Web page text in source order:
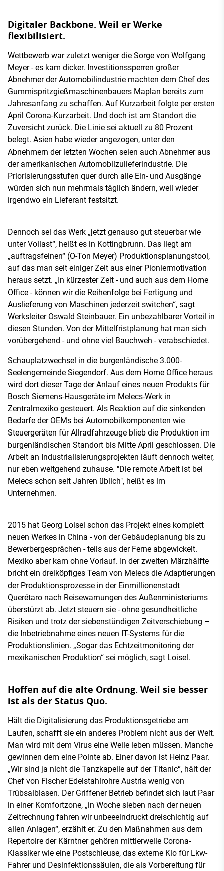
Digitaler Backbone. Weil er Werke
flexibilisiert.
Wettbewerb war zuletzt weniger die Sorge von Wolfgang
Meyer - es kam dicker. Investitionssperren großer
Abnehmer der Automobilindustrie machten dem Chef des
Gummispritzgießmaschinenbauers Maplan bereits zum
Jahresanfang zu schaffen. Auf Kurzarbeit folgte per ersten
April Corona-Kurzarbeit. Und doch ist am Standort die
Zuversicht zurück. Die Linie sei aktuell zu 80 Prozent
belegt. Asien habe wieder angezogen, unter den
Abnehmern der letzten Wochen seien auch Abnehmer aus
der amerikanischen Automobilzulieferindustrie. Die
Priorisierungsstufen quer durch alle Ein- und Ausgänge
würden sich nun mehrmals täglich ändern, weil wieder
irgendwo ein Lieferant festsitzt.
Dennoch sei das Werk „jetzt genauso gut steuerbar wie
unter Vollast“, heißt es in Kottingbrunn. Das liegt am
„auftragsfeinen“ (O-Ton Meyer) Produktionsplanungstool,
auf das man seit einiger Zeit aus einer Pioniermotivation
heraus setzt. „In kürzester Zeit - und auch aus dem Home
Office - können wir die Reihenfolge bei Fertigung und
Auslieferung von Maschinen jederzeit switchen“, sagt
Werksleiter Oswald Steinbauer. Ein unbezahlbarer Vorteil in
diesen Stunden. Von der Mittelfristplanung hat man sich
vorübergehend - und ohne viel Bauchweh - verabschiedet.
Schauplatzwechsel in die burgenländische 3.000-
Seelengemeinde Siegendorf. Aus dem Home Office heraus
wird dort dieser Tage der Anlauf eines neuen Produkts für
Bosch Siemens-Hausgeräte im Melecs-Werk in
Zentralmexiko gesteuert. Als Reaktion auf die sinkenden
Bedarfe der OEMs bei Automobilkomponenten wie
Steuergeräten für Allradfahrzeuge blieb die Produktion im
burgenländischen Standort bis Mitte April geschlossen. Die
Arbeit an Industrialisierungsprojekten läuft dennoch weiter,
nur eben weitgehend zuhause. "Die remote Arbeit ist bei
Melecs schon seit Jahren üblich", heißt es im
Unternehmen.
2015 hat Georg Loisel schon das Projekt eines komplett
neuen Werkes in China - von der Gebäudeplanung bis zu
Bewerbergesprächen - teils aus der Ferne abgewickelt.
Mexiko aber kam ohne Vorlauf. In der zweiten Märzhälfte
bricht ein dreiköpfiges Team von Melecs die Adaptierungen
der Produktionsprozesse in der Einmillionenstadt
Querétaro nach Reisewarnungen des Außenministeriums
überstürzt ab. Jetzt steuern sie - ohne gesundheitliche
Risiken und trotz der siebenstündigen Zeitverschiebung –
die Inbetriebnahme eines neuen IT-Systems für die
Produktionslinien. „Sogar das Echtzeitmonitoring der
mexikanischen Produktion“ sei möglich, sagt Loisel.
Hoffen auf die alte Ordnung. Weil sie besser
ist als der Status Quo.
Hält die Digitalisierung das Produktionsgetriebe am
Laufen, schafft sie ein anderes Problem nicht aus der Welt.
Man wird mit dem Virus eine Weile leben müssen. Manche
gewinnen dem eine Pointe ab. Einer davon ist Heinz Paar.
„Wir sind ja nicht die Tanzkapelle auf der Titanic“, hält der
Chef von Fischer Edelstahlrohre Austria wenig von
Trübsalblasen. Der Griffener Betrieb befindet sich laut Paar
in einer Komfortzone, „in Woche sieben nach der neuen
Zeitrechnung fahren wir unbeeeindruckt dreischichtig auf
allen Anlagen“, erzählt er. Zu den Maßnahmen aus dem
Repertoire der Kärntner gehören mittlerweile Corona-
Klassiker wie eine Postschleuse, das externe Klo für Lkw-
Fahrer und Desinfektionssäulen, die als Vorbereitung für